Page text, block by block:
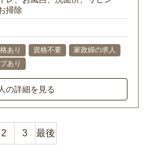
掃除
あり 資格不要
家政婦の求人
あり
の詳細を見る
2 3 最後